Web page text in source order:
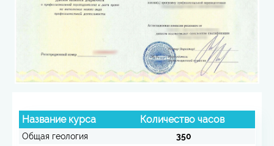
Название курса Количество часов
Общая геология
350